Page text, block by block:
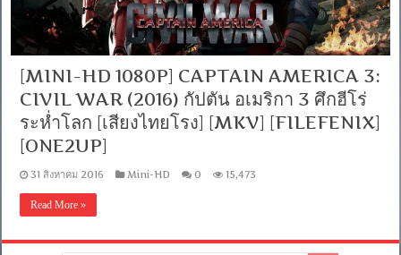
[MINI-HD 1080P] CAPTAIN AMERICA 3:
CIVIL WAR (2016) กัปตัน อเมริกา 3 ศึกฮีโร่
ระห่ำโลก [เสียงไทยโรง] [MKV] [FILEFENIX]
[ONE2UP]
31 สิงหาคม 2016 Mini-HD 0 15,473
Read More »